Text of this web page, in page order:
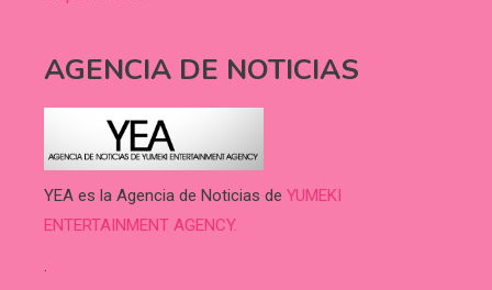
AGENCIA DE NOTICIAS
YEA es la Agencia de Noticias de YUMEKI
ENTERTAINMENT AGENCY.
.